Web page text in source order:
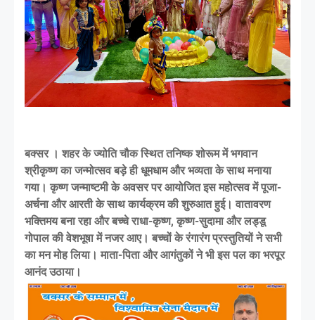
बक्सर । शहर के ज्योति चौक स्थित तनिष्क शोरूम में भगवान
श्रीकृष्ण का जन्मोत्सव बड़े ही धूमधाम और भव्यता के साथ मनाया
गया। कृष्ण जन्माष्टमी के अवसर पर आयोजित इस महोत्सव में पूजा-
अर्चना और आरती के साथ कार्यक्रम की शुरुआत हुई। वातावरण
भक्तिमय बना रहा और बच्चे राधा-कृष्ण, कृष्ण-सुदामा और लड्डू
गोपाल की वेशभूषा में नजर आए। बच्चों के रंगारंग प्रस्तुतियों ने सभी
का मन मोह लिया। माता-पिता और आगंतुकों ने भी इस पल का भरपूर
आनंद उठाया।